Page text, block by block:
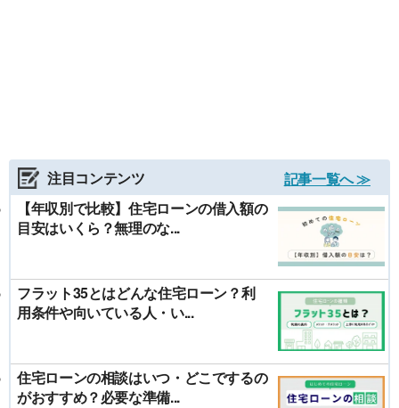
注目コンテンツ
記事一覧へ ≫
【年収別で比較】住宅ローンの借入額の
目安はいくら？無理のな...
フラット35とはどんな住宅ローン？利
用条件や向いている人・い...
住宅ローンの相談はいつ・どこでするの
がおすすめ？必要な準備...